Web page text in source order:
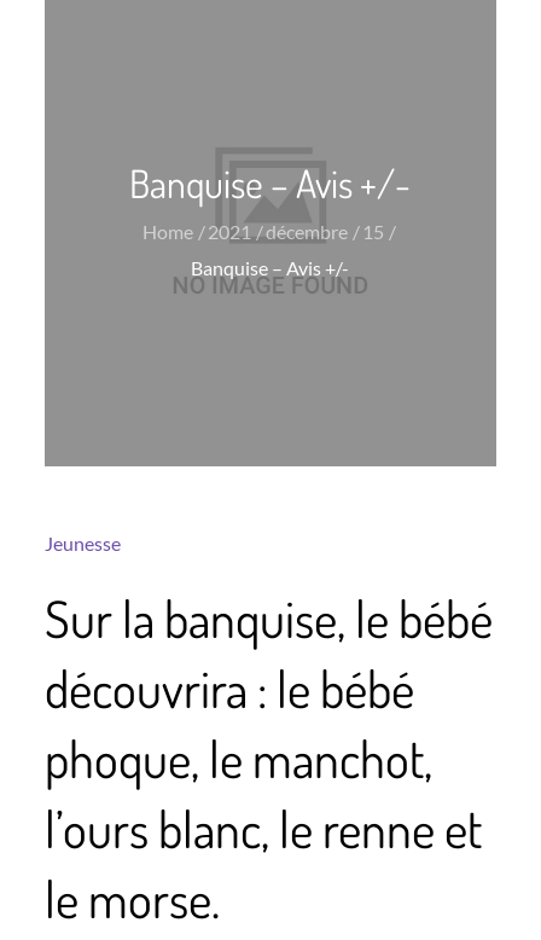
Banquise – Avis +/-
Home 2021 décembre
15
Banquise – Avis +/-
Jeunesse
Sur la banquise, le bébé
découvrira : le bébé
phoque, le manchot,
l’ours blanc, le renne et
le morse.